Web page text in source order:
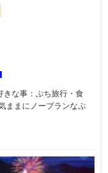
きな事：ぷち旅行・食
ままにノープランなぷ